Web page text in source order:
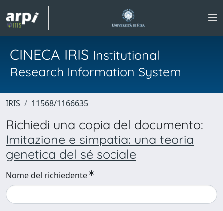
CINECA IRIS Institutional
Research Information System
IRIS 11568/1166635
Richiedi una copia del documento:
Imitazione e simpatia: una teoria
genetica del sé sociale
Nome del richiedente